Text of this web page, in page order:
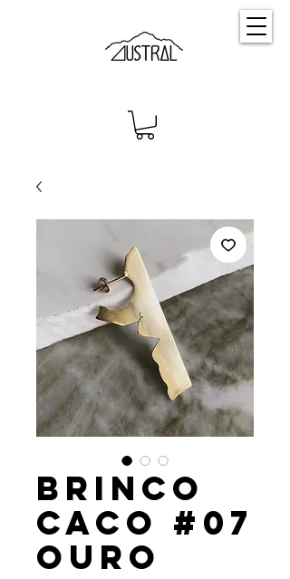
Brinco
Caco #07
Ouro